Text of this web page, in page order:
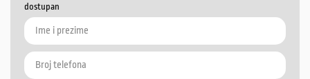
dostupan